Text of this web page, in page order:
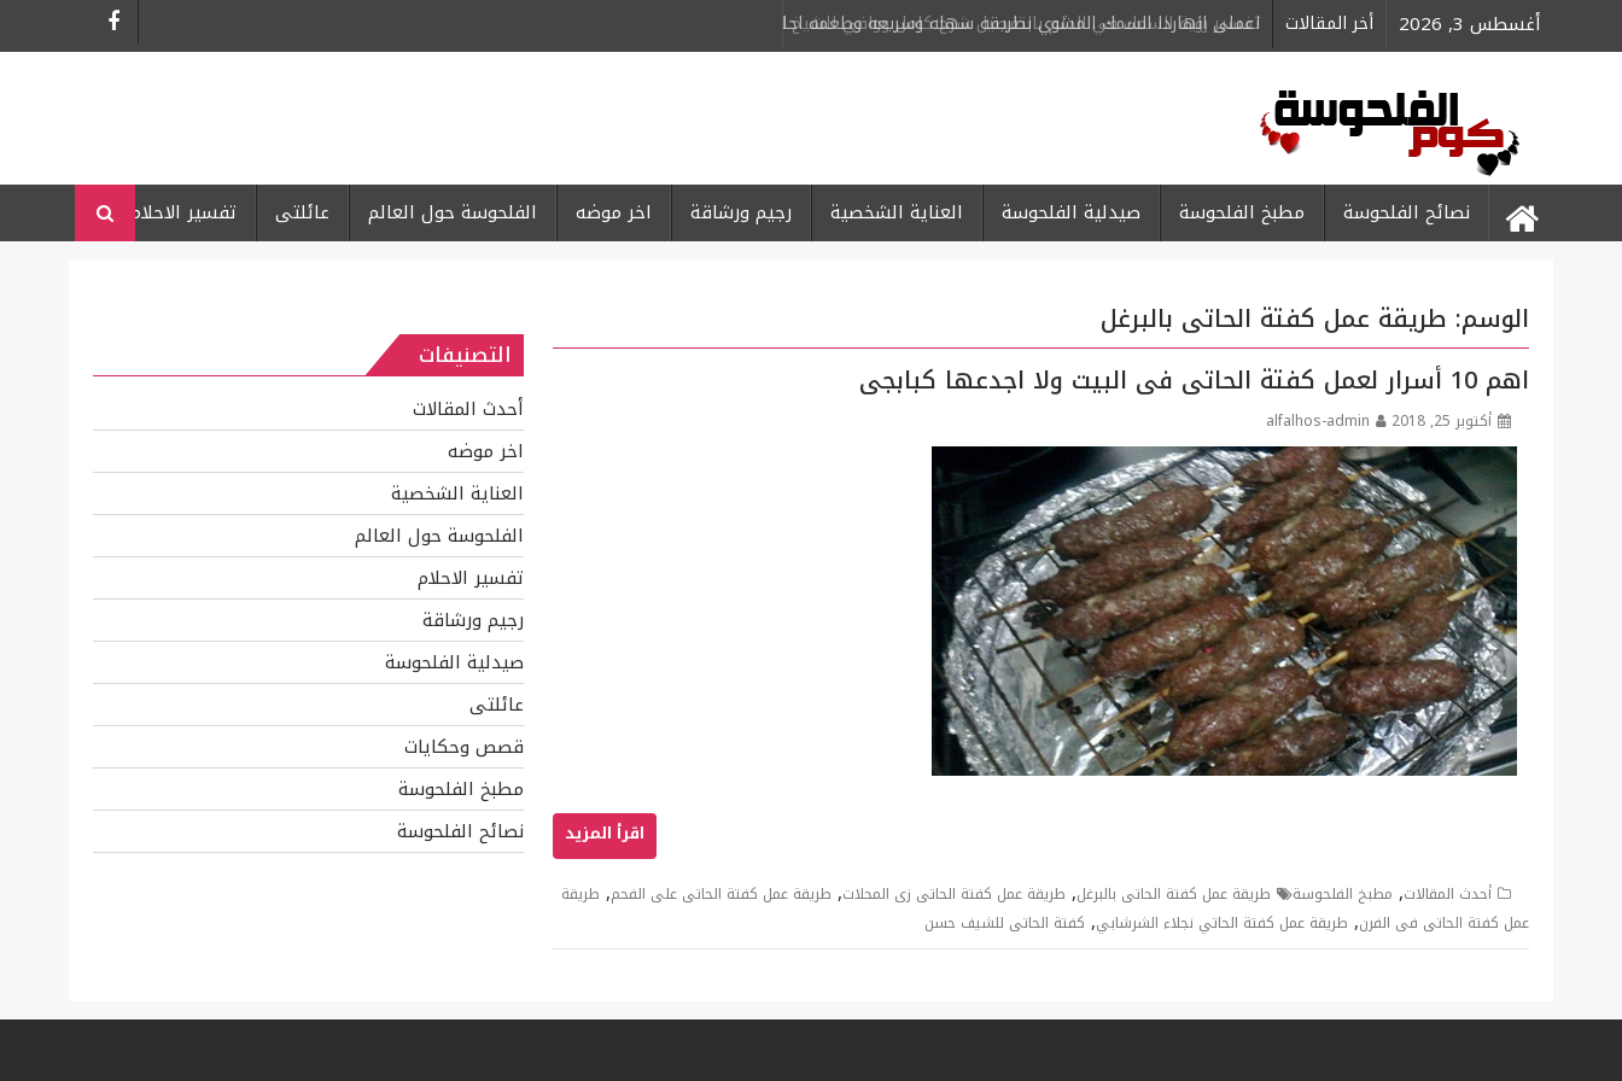
أغسطس 3, 2026 أخر المقالات اعملى انهاردا السمك المشوي بطريقه سهله وسريعه وطعمه احلى من كبار المحلات
نصائح الفلحوسة مطبخ الفلحوسة صيدلية الفلحوسة العناية الشخصية رجيم ورشاقة اخر موضه الفلحوسة حول العالم عائلتى تفسير الاحلام
الوسم: طريقة عمل كفتة الحاتى بالبرغل
اهم 10 أسرار لعمل كفتة الحاتى فى البيت ولا اجدعها كبابجى
أكتوبر 25, 2018 alfalhos-admin
أحدث المقالات, مطبخ الفلحوسة طريقة عمل كفتة الحاتى بالبرغل, طريقة عمل كفتة الحاتى زى المحلات, طريقة عمل كفتة الحاتى على الفحم, طريقة
عمل كفتة الحاتى فى الفرن, طريقة عمل كفتة الحاتي نجلاء الشرشابي, كفتة الحاتى للشيف حسن
التصنيفات
أحدث المقالات
اخر موضه
العناية الشخصية
الفلحوسة حول العالم
تفسير الاحلام
رجيم ورشاقة
صيدلية الفلحوسة
عائلتى
قصص وحكايات
مطبخ الفلحوسة
نصائح الفلحوسة